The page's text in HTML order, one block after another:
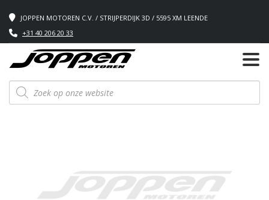
JOPPEN MOTOREN C.V. / STRIJPERDIJK 3D / 5595 XM LEENDE
+31 40 206 20 33
Producten
zoeken